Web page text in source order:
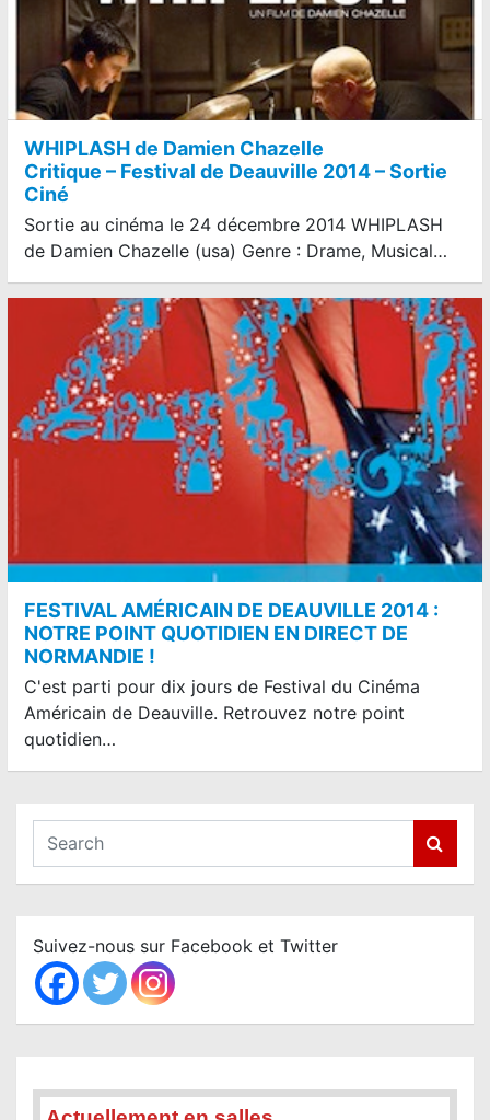
WHIPLASH de Damien Chazelle
Critique – Festival de Deauville 2014 – Sortie
Ciné
Sortie au cinéma le 24 décembre 2014 WHIPLASH
de Damien Chazelle (usa) Genre : Drame, Musical…
FESTIVAL AMÉRICAIN DE DEAUVILLE 2014 :
NOTRE POINT QUOTIDIEN EN DIRECT DE
NORMANDIE !
C'est parti pour dix jours de Festival du Cinéma
Américain de Deauville. Retrouvez notre point
quotidien…
a
c
h
Suivez-nous sur Facebook et Twitter